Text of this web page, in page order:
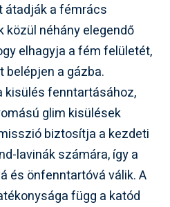
átadják a fémrács
közül néhány elegendő
elhagyja a fém felületét,
belépjen a gázba.
kisülés fenntartásához,
glim kisülések
biztosítja a kezdeti
lavinák számára, így a
és önfenntartóvá válik. A
függ a katód